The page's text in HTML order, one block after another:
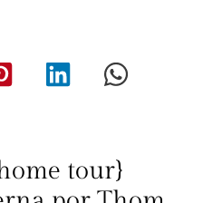
tour}